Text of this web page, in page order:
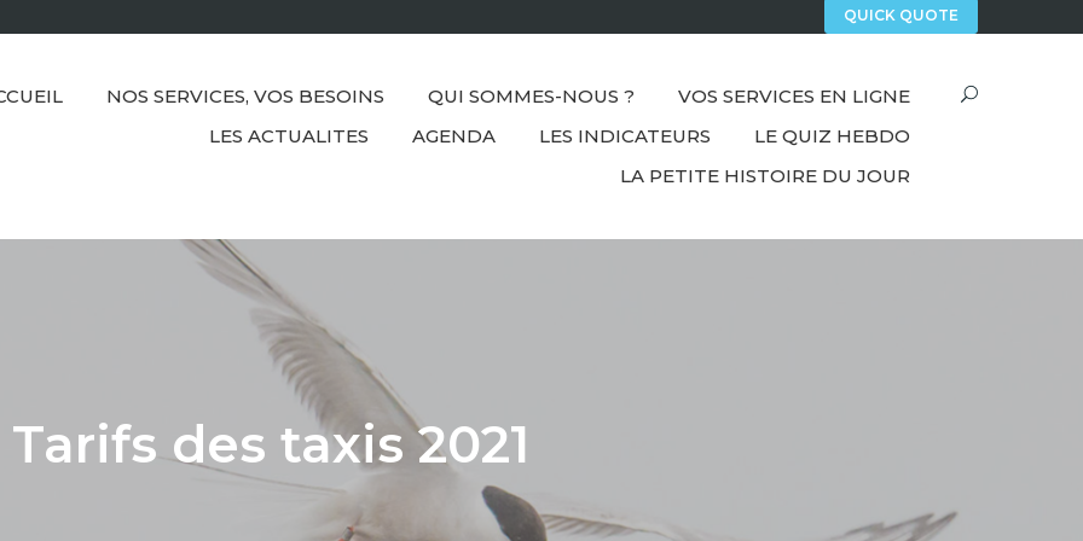
QUICK QUOTE
NOS SERVICES, VOS BESOINS QUI SOMMES-NOUS ?
VOS SERVICES EN LIGNE
LES ACTUALITES
AGENDA LES INDICATEURS
LE QUIZ HEBDO
LA PETITE HISTOIRE DU JOUR
Tarifs des taxis 2021